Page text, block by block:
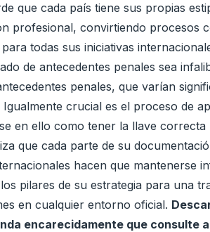
que cada país tiene sus propias
profesional, convirtiendo procesos
todas sus iniciativas
de antecedentes penales sea
penales, que varían
crucial es el proceso de
en ello como tener la llave
que cada parte de su
hacen que mantenerse
pilares de su estrategia para una
en cualquier entorno oficial.
encarecidamente que consulte